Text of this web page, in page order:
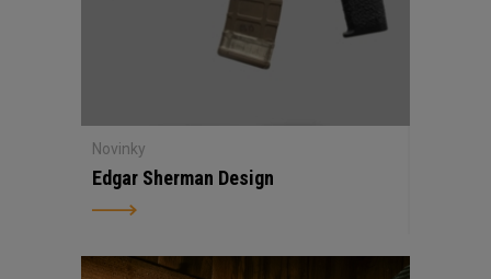
Novinky
Edgar Sherman Design